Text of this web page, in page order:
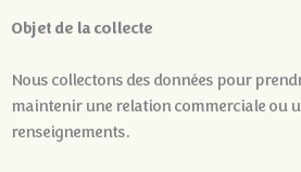
Objet de la collecte
Nous collectons des données pour
maintenir une relation commerciale ou
renseignements.